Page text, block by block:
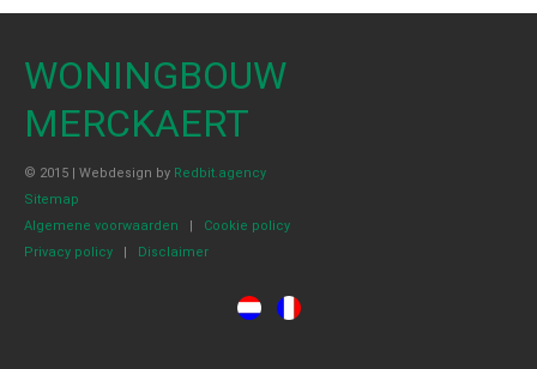
WONINGBOUW
MERCKAERT
© 2015 | Webdesign by Redbit.agency
Sitemap
Algemene voorwaarden | Cookie policy
Privacy policy | Disclaimer